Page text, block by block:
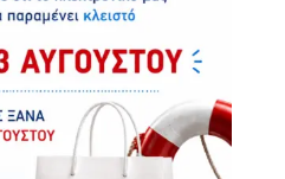
«Κατάστημα».